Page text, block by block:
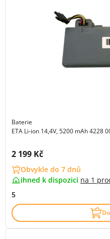
Baterie
ETA Li-ion 14,4V, 5200 mAh 4228
Cena s DPH:
2 199 Kč
Obvykle do 7 dnů
ihned k dispozici na 1
5